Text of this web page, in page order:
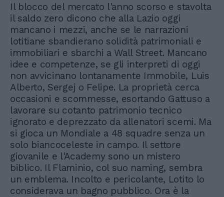
Il blocco del mercato l'anno scorso e stavolta
il saldo zero dicono che alla Lazio oggi
mancano i mezzi, anche se le narrazioni
lotitiane sbandierano solidità patrimoniali e
immobiliari e sbarchi a Wall Street. Mancano
idee e competenze, se gli interpreti di oggi
non avvicinano lontanamente Immobile, Luis
Alberto, Sergej o Felipe. La proprietà cerca
occasioni e scommesse, esortando Gattuso a
lavorare su cotanto patrimonio tecnico
ignorato e deprezzato da allenatori scemi. Ma
si gioca un Mondiale a 48 squadre senza un
solo biancoceleste in campo. Il settore
giovanile e l'Academy sono un mistero
biblico. Il Flaminio, col suo naming, sembra
un emblema. Incolto e pericolante, Lotito lo
considerava un bagno pubblico. Ora è la